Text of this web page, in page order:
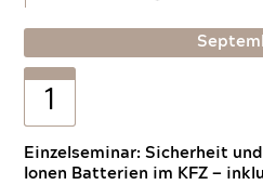
1
Einzelseminar: Sicherheit
Ionen Batterien im KFZ —